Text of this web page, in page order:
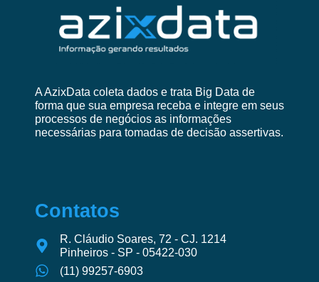
A AzixData coleta dados e trata Big Data de
forma que sua empresa receba e integre em seus
processos de negócios as informações
necessárias para tomadas de decisão assertivas.
Contatos
R. Cláudio Soares, 72 - CJ. 1214
Pinheiros - SP - 05422-030
(11) 99257-6903